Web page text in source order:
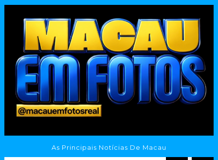
As Principais Notícias De Macau